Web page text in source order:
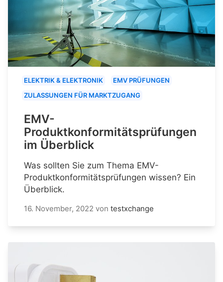
ELEKTRIK & ELEKTRONIK
EMV PRÜFUNGEN
ZULASSUNGEN FÜR MARKTZUGANG
EMV-
Produktkonformitätsprüfungen
im Überblick
Was sollten Sie zum Thema EMV-
Produktkonformitätsprüfungen wissen? Ein
Überblick.
16. November, 2022 von testxchange